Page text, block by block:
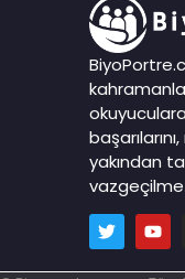
yakından